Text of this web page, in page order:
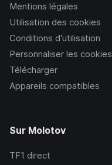
Mentions légales
Utilisation des cookies
Conditions d’utilisation
Personnaliser les cookies
Télécharger
Appareils compatibles
Sur Molotov
TF1 direct